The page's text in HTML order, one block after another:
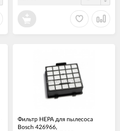
Фильтр HEPA для пылесоса
Bosch 426966,